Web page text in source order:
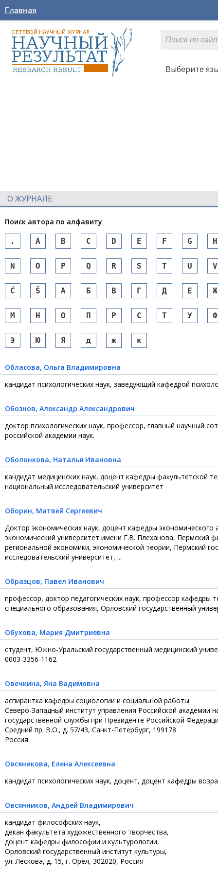
Главная
Выберите
О ЖУРНАЛЕ
Поиск автора по алфавиту
. A B C D E F G H
N O P Q R S T U V
Ć Š А Б В Г Д Е Ж
М Н О П Р С Т У Ф
Э Ю Я д ж к
Обласова, Ольга Владимировна
кандидат психологических наук, заведующий кафедрой
Обознов, Александр Александрович
доктор психологических наук, профессор, главный научный
российской академии наук.
Оболонкова, Наталья Ивановна
кандидат медицинских наук, доцент кафедры факультетской
национальный исследовательский университет
Оборин, Матвей Сергеевич
Доктор экономических наук, доцент кафедры экономического
экономический университет имени Г.В. Плеханова, Пермский
региональной экономики, экономической теории, Пермский
исследовательский университет, ...
Образцов, Павел Иванович
профессор, доктор педагогических наук, профессор кафедры
специального образования, Орловский государственный
Обухова, Мария Дмитриевна
студент, Южно-Уральский государственный медицинский
0003-3356-1162
Овечкина, Яна Вадимовна
аспирантка кафедры социологии и социальной работы
Северо-Западный институт управления Российской академии
государственной службы при Президенте Российской
Средний пр. В.О., д. 57/43, Санкт-Петербург, 199178
Россия
Овсяникова, Елена Алексеевна
кандидат психологических наук, доцент, доцент кафедры
Овсянников, Андрей Владимирович
кандидат философских наук,
декан факультета художественного творчества,
доцент кафедры философии и культурологии,
Орловский государственный институт культуры,
ул. Лескова, д. 15, г. Орёл, 302020, Россия